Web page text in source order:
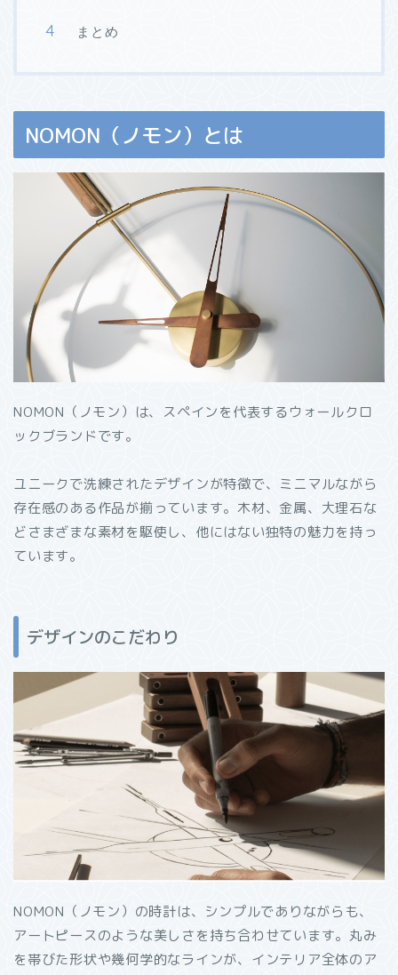
まとめ
NOMON（ノモン）とは
NOMON（ノモン）は、スペインを代表するウォールクロ
ックブランドです。
ユニークで洗練されたデザインが特徴で、ミニマルながら
存在感のある作品が揃っています。木材、金属、大理石な
どさまざまな素材を駆使し、他にはない独特の魅力を持っ
ています。
デザインのこだわり
NOMON（ノモン）の時計は、シンプルでありながらも、
アートピースのような美しさを持ち合わせています。丸み
を帯びた形状や幾何学的なラインが、インテリア全体のア